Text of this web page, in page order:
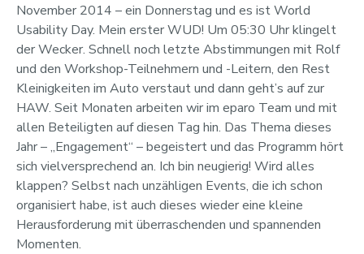
November 2014 – ein Donnerstag und es ist World
Usability Day. Mein erster WUD! Um 05:30 Uhr klingelt
der Wecker. Schnell noch letzte Abstimmungen mit Rolf
und den Workshop-Teilnehmern und -Leitern, den Rest
Kleinigkeiten im Auto verstaut und dann geht’s auf zur
HAW. Seit Monaten arbeiten wir im eparo Team und mit
allen Beteiligten auf diesen Tag hin. Das Thema dieses
Jahr – „Engagement“ – begeistert und das Programm hört
sich vielversprechend an. Ich bin neugierig! Wird alles
klappen? Selbst nach unzähligen Events, die ich schon
organisiert habe, ist auch dieses wieder eine kleine
Herausforderung mit überraschenden und spannenden
Momenten.